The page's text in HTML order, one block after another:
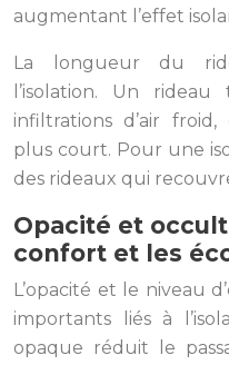
augmentant l’effet
La longueur du
l’isolation. Un
infiltrations d’air
plus court. Pour une
des rideaux qui
Opacité et
confort et les
L’opacité et le niveau
importants liés à
opaque réduit le